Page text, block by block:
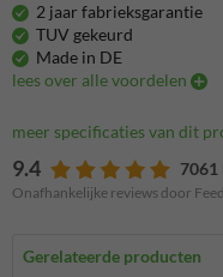
2 jaar fabrieksgarantie
TUV gekeurd
Made in DE
lees over alle voordelen
meer specificaties van dit
9.4 7061
Onafhankelijke reviews door
Gerelateerde producten